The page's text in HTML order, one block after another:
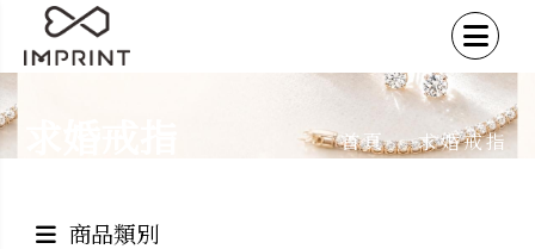
首頁 / 求婚戒指
商品類別